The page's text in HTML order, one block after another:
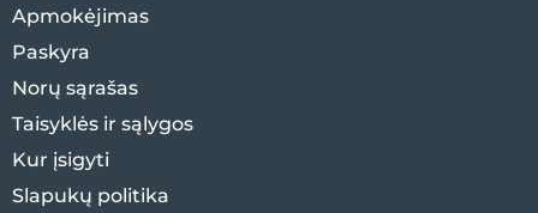
Apmokėjimas
Paskyra
Norų sąrašas
Taisyklės ir sąlygos
Kur įsigyti
Slapukų politika